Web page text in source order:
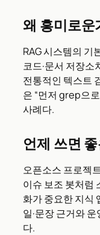
왜 흥미로운
RAG 시스템의 기
코드·문서 저장소
전통적인 텍스트
은 “먼저 grep으
사례다.
언제 쓰면
오픈소스 프로젝
이슈 보조 봇처럼
화가 중요한 지식
일·문장 근거와
다.